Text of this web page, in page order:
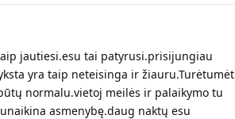
jautiesi.esu tai patyrusi.prisijungiau
yra taip neteisinga ir žiauru.Turėtumėt
normalu.vietoj meilės ir palaikymo tu
asmenybę.daug naktų esu